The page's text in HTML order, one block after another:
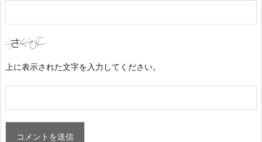
上に表示された文字を入力してください。